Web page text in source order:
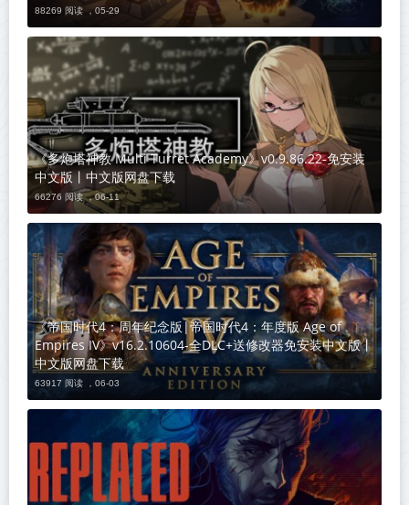
88269 阅读 ，05-29
《多炮塔神教 Multi Turret Academy》v0.9.86.22-免安装
中文版丨中文版网盘下载
66276 阅读 ，06-11
《帝国时代4：周年纪念版|帝国时代4：年度版 Age of
Empires IV》v16.2.10604-全DLC+送修改器免安装中文版丨
中文版网盘下载
63917 阅读 ， 06-03